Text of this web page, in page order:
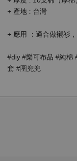
+ 產地 : 台灣
+ 應用 ：適合做襯衫
#diy #樂可布品 #純棉
套 #圍兜兜